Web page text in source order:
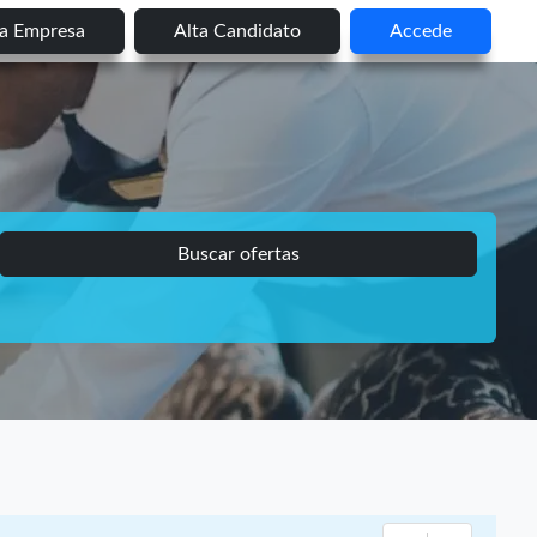
Empresa Alta Candidato Accede
Buscar ofertas